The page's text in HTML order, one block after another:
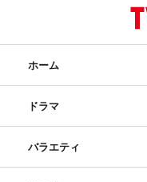
ホーム
ドラマ
バラエティ